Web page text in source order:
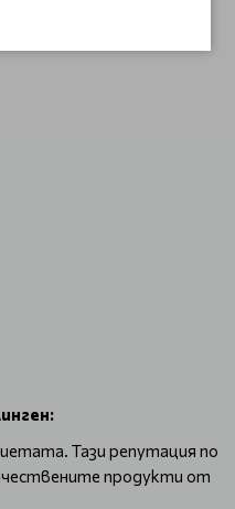
Тази репутация по
продукти от